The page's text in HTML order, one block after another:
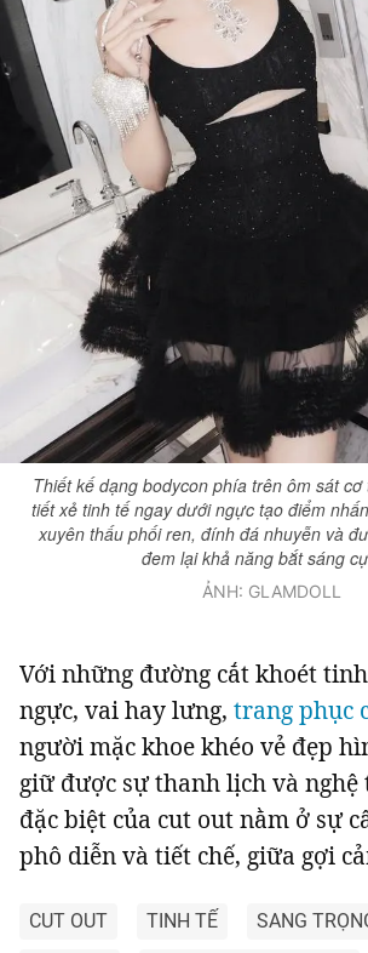
Thiết kế dạng bodycon phía trên ôm sát
tiết xẻ tinh tế ngay dưới ngực tạo điểm
xuyên thấu phối ren, đính đá nhuyễn và
đem lại khả năng bắt sáng
ẢNH: GLAMDOLL
Với những đường cắt khoét
ngực, vai hay lưng, trang phục
người mặc khoe khéo vẻ đẹp
giữ được sự thanh lịch và
đặc biệt của cut out nằm ở sự
phô diễn và tiết chế, giữa gợi
CUT OUT TINH TẾ
SANG